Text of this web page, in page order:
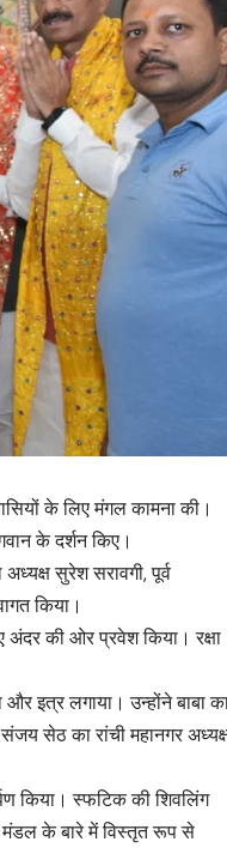
के लिए मंगल कामना की।
के दर्शन किए।
सुरेश सरावगी, पूर्व
किया।
अंदर की ओर प्रवेश किया। रक्षा
इत्र लगाया। उन्होंने बाबा
सेठ का रांची महानगर
किया। स्फटिक की शिवलिंग
के बारे में विस्तृत रूप से